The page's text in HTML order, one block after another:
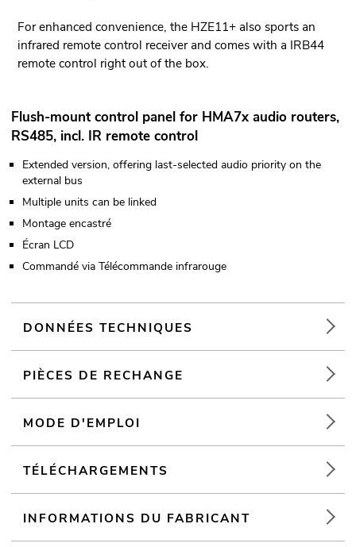
For enhanced convenience, the HZE11+ also sports an
infrared remote control receiver and comes with a IRB44
remote control right out of the box.
Flush-mount control panel for HMA7x audio routers,
RS485, incl. IR remote control
Extended version, offering last-selected audio priority on the
external bus
Multiple units can be linked
Montage encastré
Écran LCD
Commandé via Télécommande infrarouge
DONNÉES TECHNIQUES
PIÈCES DE RECHANGE
MODE D'EMPLOI
TÉLÉCHARGEMENTS
INFORMATIONS DU FABRICANT